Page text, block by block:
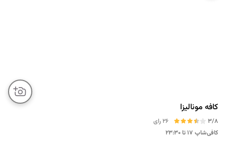
کافه مونالیزا
3/8
26 رای
کافی‌شاپ ۱۷ تا ۲۳:۳۰